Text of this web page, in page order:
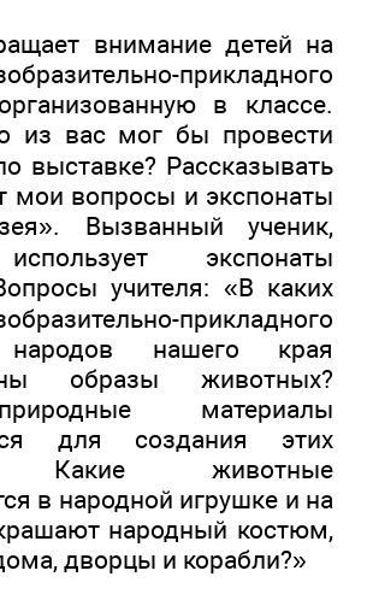
внимание детей на
прикладного
в классе.
из вас мог бы провести
выставке? Рассказывать
мои вопросы и экспонаты
Вызванный ученик,
экспонаты
учителя: «В каких
прикладного
народов нашего края
образы животных?
материалы
для создания этих
Какие животные
в народной игрушке и на
народный костюм,
дворцы и корабли?»